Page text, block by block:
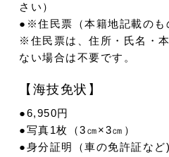
さい）
●※住民票（本籍地記載のも
※住民票は、住所・氏名・
ない場合は不要です。
【海技免状】
●6,950円
●写真1枚（3㎝×3㎝）
●身分証明（車の免許証など